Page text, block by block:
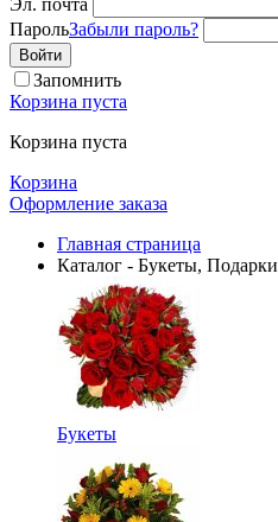
Эл. почта
ПарольЗабыли пароль?
Запомнить
Корзина пуста
Корзина пуста
Корзина
Оформление заказа
Главная страница
Каталог - Букеты, Подарки
Букеты